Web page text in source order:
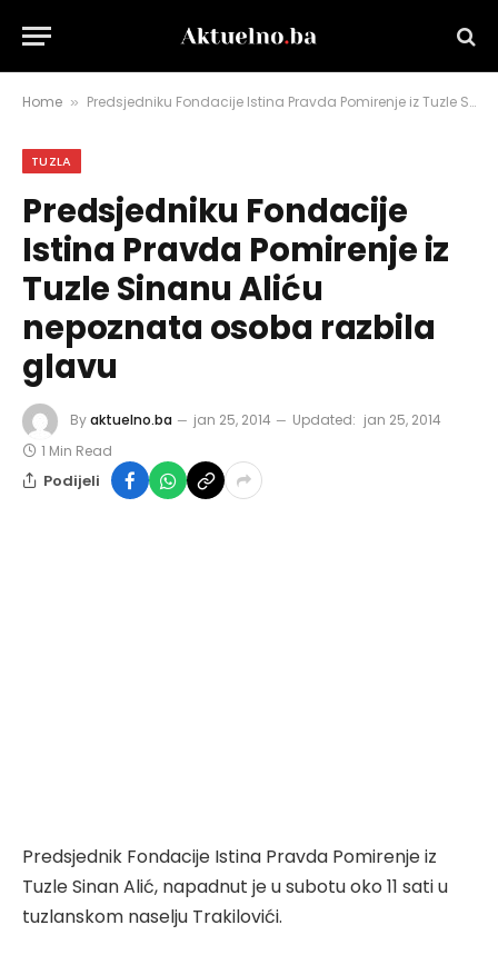
Home » Predsjedniku Fondacije Istina Pravda Pomirenje iz Tuzle Sinanu Aliću nepoznata osoba razbila glavu
TUZLA
Predsjedniku Fondacije
Istina Pravda Pomirenje iz
Tuzle Sinanu Aliću
nepoznata osoba razbila
glavu
Byaktuelno.ba jan 25, 2014 Updated: jan 25, 2014
1 Min Read
Podijeli
Predsjednik Fondacije Istina Pravda Pomirenje iz
Tuzle Sinan Alić, napadnut je u subotu oko 11 sati u
tuzlanskom naselju Trakilovići.